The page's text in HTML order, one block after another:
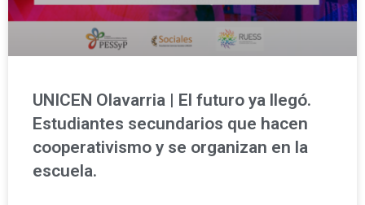
UNICEN Olavarria | El futuro ya llegó.
Estudiantes secundarios que hacen
cooperativismo y se organizan en la
escuela.